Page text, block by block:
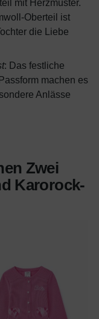
mit Herzmuster.
Oberteil ist
die Liebe
: Das festliche
machen es
Anlässe
Zwei
Karorock-